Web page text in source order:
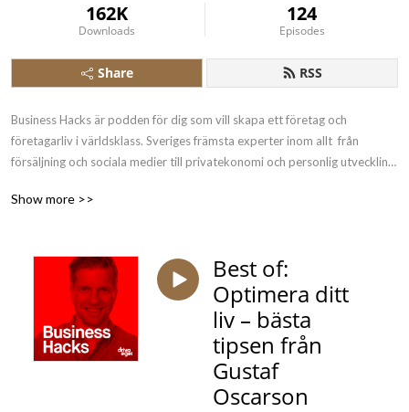
162K
Downloads
124
Episodes
Share RSS
Business Hacks är podden för dig som vill skapa ett företag och
företagarliv i världsklass. Sveriges främsta experter inom allt  från
försäljning och sociala medier till privatekonomi och personlig utveckling
för entreprenörer och företagare som vill levla företagarlivet och lära sig
Podden leds av entreprenören Gustaf Oscarson och ges ut av We are
Business, som också driver företagarsajterna Driva-eget.se och
mittforetag.com.
Show more >>
Best of:
Optimera ditt
liv – bästa
tipsen från
Gustaf
Oscarson